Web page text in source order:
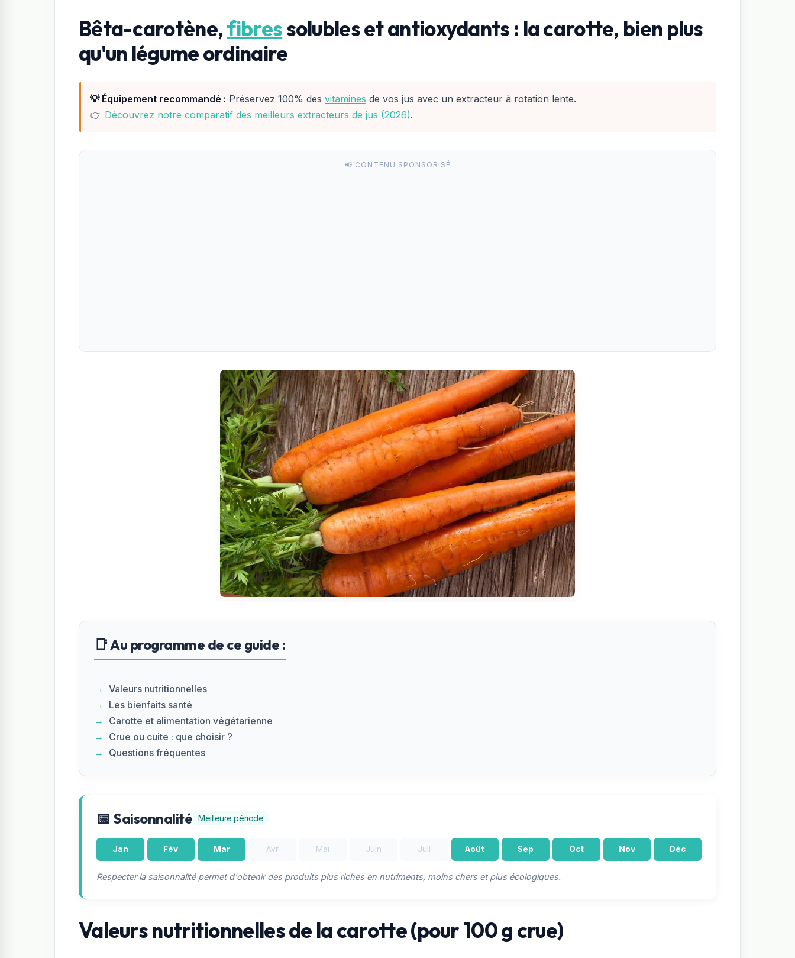
Bêta-carotène,fibressolubles et antioxydants : la carotte, bien plus
qu'un légume ordinaire
💡 Équipement recommandé : Préservez 100% des vitamines de vos jus avec un extracteur à rotation lente.
👉 Découvrez notre comparatif des meilleurs extracteurs de jus (2026).
📢 CONTENU SPONSORISÉ
📑 Au programme de ce guide :
Valeurs nutritionnelles
Les bienfaits santé
Carotte et alimentation végétarienne
Crue ou cuite : que choisir ?
Questions fréquentes
📅 Saisonnalité Meilleure période
Jan Fév Mar Avr Mai Juin Juil Août Sep Oct Nov Déc
Respecter la saisonnalité permet d'obtenir des produits plus riches en nutriments, moins chers et plus écologiques.
Valeurs nutritionnelles de la carotte (pour 100 g crue)